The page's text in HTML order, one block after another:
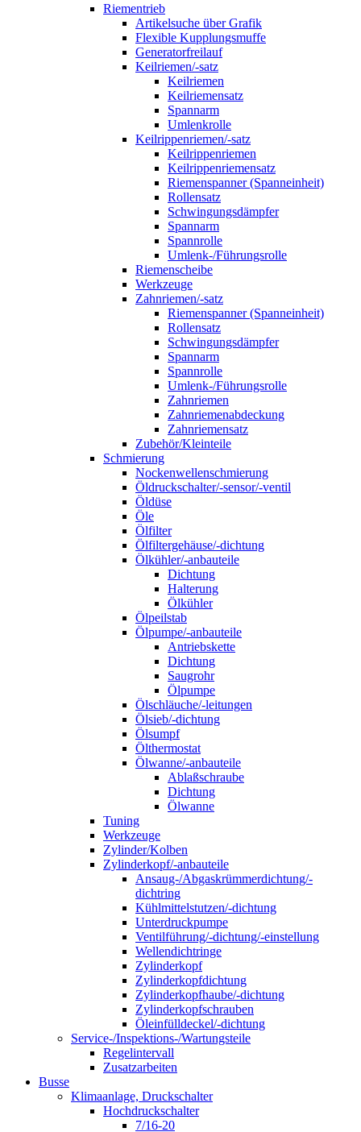
Riementrieb
Artikelsuche über Grafik
Flexible Kupplungsmuffe
Generatorfreilauf
Keilriemen/-satz
Keilriemen
Keilriemensatz
Spannarm
Umlenkrolle
Keilrippenriemen/-satz
Keilrippenriemen
Keilrippenriemensatz
Riemenspanner (Spanneinheit)
Rollensatz
Schwingungsdämpfer
Spannarm
Spannrolle
Umlenk-/Führungsrolle
Riemenscheibe
Werkzeuge
Zahnriemen/-satz
Riemenspanner (Spanneinheit)
Rollensatz
Schwingungsdämpfer
Spannarm
Spannrolle
Umlenk-/Führungsrolle
Zahnriemen
Zahnriemenabdeckung
Zahnriemensatz
Zubehör/Kleinteile
Schmierung
Nockenwellenschmierung
Öldruckschalter/-sensor/-ventil
Öldüse
Öle
Ölfilter
Ölfiltergehäuse/-dichtung
Ölkühler/-anbauteile
Dichtung
Halterung
Ölkühler
Ölpeilstab
Ölpumpe/-anbauteile
Antriebskette
Dichtung
Saugrohr
Ölpumpe
Ölschläuche/-leitungen
Ölsieb/-dichtung
Ölsumpf
Ölthermostat
Ölwanne/-anbauteile
Ablaßschraube
Dichtung
Ölwanne
Tuning
Werkzeuge
Zylinder/Kolben
Zylinderkopf/-anbauteile
Ansaug-/Abgaskrümmerdichtung/-
dichtring
Kühlmittelstutzen/-dichtung
Unterdruckpumpe
Ventilführung/-dichtung/-einstellung
Wellendichtringe
Zylinderkopf
Zylinderkopfdichtung
Zylinderkopfhaube/-dichtung
Zylinderkopfschrauben
Öleinfülldeckel/-dichtung
Service-/Inspektions-/Wartungsteile
Regelintervall
Zusatzarbeiten
Busse
Klimaanlage, Druckschalter
Hochdruckschalter
7/16-20